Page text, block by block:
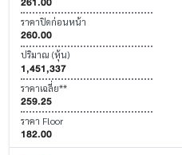
ราคาปิดก่อนหน้า
260.00
ปริมาณ (หุ้น)
1,451,337
ราคาเฉลี่ย**
259.25
ราคา Floor
182.00